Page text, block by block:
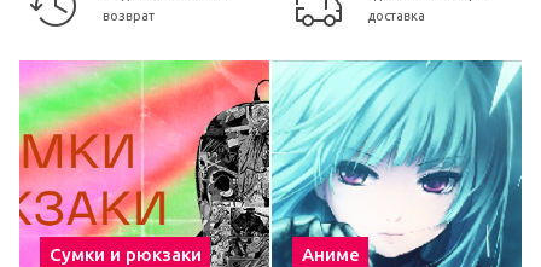
возврат
доставка
Сумки и рюкзаки Аниме